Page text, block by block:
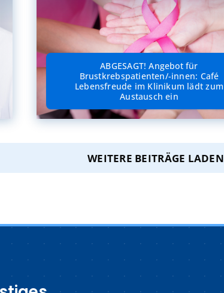
ABGESAGT! Angebot für
Brustkrebspatienten/-innen: Café
Lebensfreude im Klinikum lädt zum
Austausch ein
WEITERE BEITRÄGE LADEN